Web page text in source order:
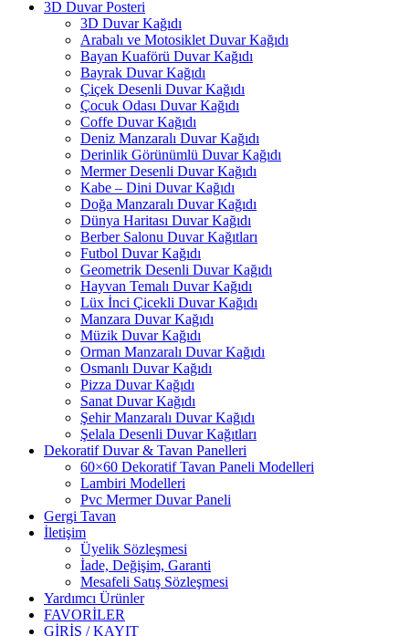
3D Duvar Posteri
3D Duvar Kağıdı
Arabalı ve Motosiklet Duvar Kağıdı
Bayan Kuaförü Duvar Kağıdı
Bayrak Duvar Kağıdı
Çiçek Desenli Duvar Kağıdı
Çocuk Odası Duvar Kağıdı
Coffe Duvar Kağıdı
Deniz Manzaralı Duvar Kağıdı
Derinlik Görünümlü Duvar Kağıdı
Mermer Desenli Duvar Kağıdı
Kabe – Dini Duvar Kağıdı
Doğa Manzaralı Duvar Kağıdı
Dünya Haritası Duvar Kağıdı
Berber Salonu Duvar Kağıtları
Futbol Duvar Kağıdı
Geometrik Desenli Duvar Kağıdı
Hayvan Temalı Duvar Kağıdı
Lüx İnci Çicekli Duvar Kağıdı
Manzara Duvar Kağıdı
Müzik Duvar Kağıdı
Orman Manzaralı Duvar Kağıdı
Osmanlı Duvar Kağıdı
Pizza Duvar Kağıdı
Sanat Duvar Kağıdı
Şehir Manzaralı Duvar Kağıdı
Şelala Desenli Duvar Kağıtları
Dekoratif Duvar & Tavan Panelleri
60×60 Dekoratif Tavan Paneli Modelleri
Lambiri Modelleri
Pvc Mermer Duvar Paneli
Gergi Tavan
İletişim
Üyelik Sözleşmesi
İade, Değişim, Garanti
Mesafeli Satış Sözleşmesi
Yardımcı Ürünler
FAVORİLER
GİRİŞ / KAYIT